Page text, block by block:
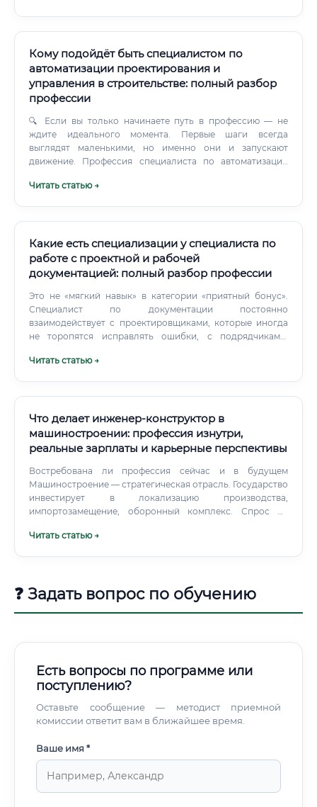
Кому подойдёт быть специалистом по
автоматизации проектирования и
управления в строительстве: полный разбор
профессии
🔍 Если вы только начинаете путь в профессию — не
ждите идеального момента. Первые шаги всегда
выглядят маленькими, но именно они и запускают
движение. Профессия специалиста по автоматизации
ответ на реальный запрос отрасли.
Читать статью →
Какие есть специализации у специалиста по
работе с проектной и рабочей
документацией: полный разбор профессии
Это не «мягкий навык» в категории «приятный бонус».
Специалист по документации постоянно
взаимодействует с проектировщиками, которые иногда
не торопятся исправлять ошибки, с подрядчиками,
который требует отчёт за 10 минут.
Читать статью →
Что делает инженер-конструктор в
машиностроении: профессия изнутри,
реальные зарплаты и карьерные перспективы
Востребована ли профессия сейчас и в будущем
Машиностроение — стратегическая отрасль. Государство
инвестирует в локализацию производства,
импортозамещение, оборонный комплекс. Спрос на
Читать статью →
❓ Задать вопрос по обучению
Есть вопросы по программе или
поступлению?
Оставьте сообщение — методист приемной
комиссии ответит вам в ближайшее время.
Ваше имя *